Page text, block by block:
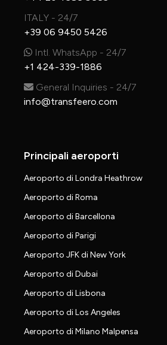
ITALY - 24/7
+39 06 9450 5426
Intl. WhatsApp - 24/7
+1 424-339-1886
General Inquiries - 24/7
info@transfeero.com
Principali aeroporti
Aeroporto di Londra Heathrow
Aeroporto di Roma
Aeroporto di Barcellona
Aeroporto di Parigi
Aeroporto JFK di New York
Aeroporto di Dubai
Aeroporto di Lisbona
Aeroporto di Los Angeles
Aeroporto di Milano Malpensa